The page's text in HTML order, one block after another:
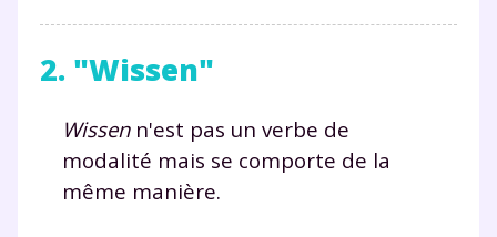
2. "Wissen"
Wissenn'est pas un verbe de
modalité mais se comporte de la
même manière.
à la demande par tchat, audio ou